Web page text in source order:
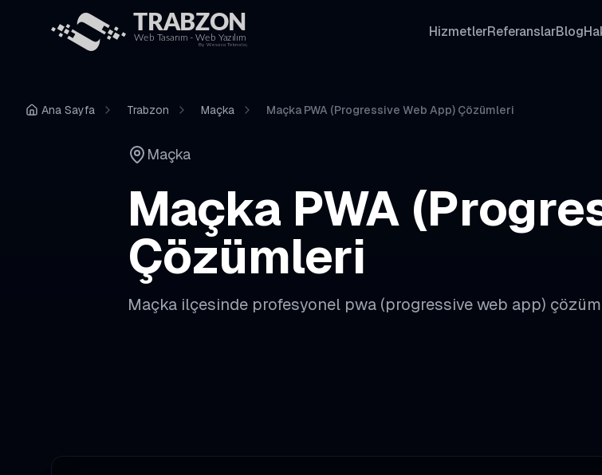
HizmetlerReferanslarBlog
Ana Sayfa Trabzon Maçka Maçka PWA (Progressive Web App) Çözümleri
Maçka
Maçka PWA
Çözümleri
Maçka ilçesinde profesyonel pwa (progressive web app)